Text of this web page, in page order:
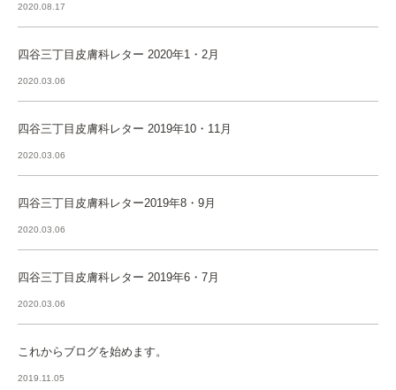
2020.08.17
四谷三丁目皮膚科レター 2020年1・2月
2020.03.06
四谷三丁目皮膚科レター 2019年10・11月
2020.03.06
四谷三丁目皮膚科レター2019年8・9月
2020.03.06
四谷三丁目皮膚科レター 2019年6・7月
2020.03.06
これからブログを始めます。
2019.11.05